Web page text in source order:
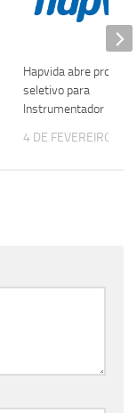
Hapvida abre
seletivo para
Instrumentador
4 DE FEVEREIRO DE